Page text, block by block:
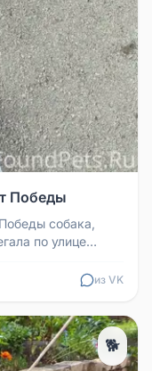
Победы
собака,
по улице
из VK
🐕